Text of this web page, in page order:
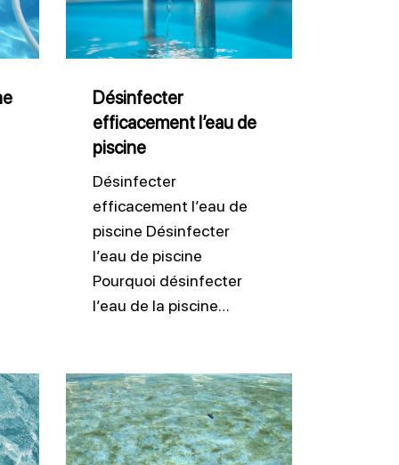
l’eau
de
piscine
Désinfecter
efficacement l’eau de
piscine
Désinfecter
efficacement l’eau de
piscine Désinfecter
l’eau de piscine
Pourquoi désinfecter
l’eau de la piscine…
Lutter
efficacement
contre